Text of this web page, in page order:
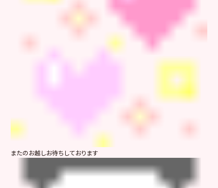
またのお越しお待ちしております